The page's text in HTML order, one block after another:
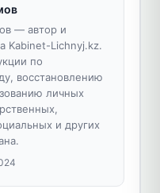
— автор и
Kabinet-Lichnyj.kz.
по
восстановлению
личных
и других